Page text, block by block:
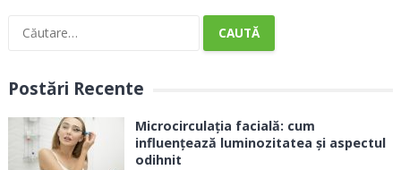
Caută
Postări Recente
Microcirculația facială: cum
influențează luminozitatea și aspectul
odihnit